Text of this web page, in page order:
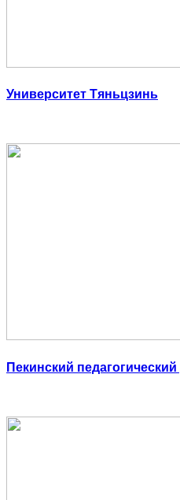
Университет Тяньцзинь
Пекинский